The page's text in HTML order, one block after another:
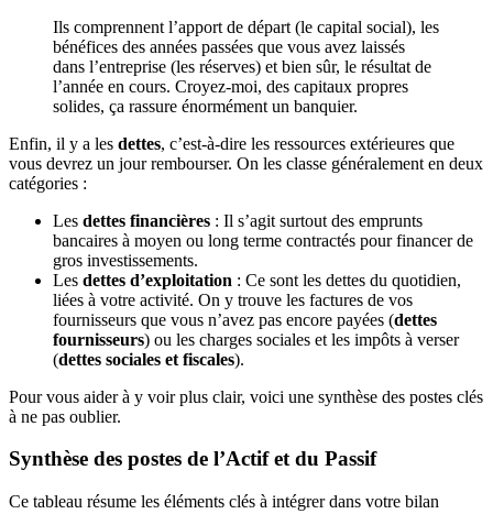
Ils comprennent l’apport de départ (le capital social), les
bénéfices des années passées que vous avez laissés
dans l’entreprise (les réserves) et bien sûr, le résultat de
l’année en cours. Croyez-moi, des capitaux propres
solides, ça rassure énormément un banquier.
Enfin, il y a les dettes, c’est-à-dire les ressources extérieures que
vous devrez un jour rembourser. On les classe généralement en deux
catégories :
Les dettes financières : Il s’agit surtout des emprunts
bancaires à moyen ou long terme contractés pour financer de
gros investissements.
Les dettes d’exploitation : Ce sont les dettes du quotidien,
liées à votre activité. On y trouve les factures de vos
fournisseurs que vous n’avez pas encore payées (dettes
fournisseurs) ou les charges sociales et les impôts à verser
(dettes sociales et fiscales).
Pour vous aider à y voir plus clair, voici une synthèse des postes clés
à ne pas oublier.
Synthèse des postes de l’Actif et du Passif
Ce tableau résume les éléments clés à intégrer dans votre bilan